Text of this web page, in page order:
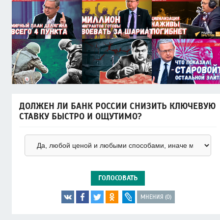
ДОЛЖЕН ЛИ БАНК РОССИИ СНИЗИТЬ КЛЮЧЕВУЮ
СТАВКУ БЫСТРО И ОЩУТИМО?
ГОЛОСОВАТЬ
МНЕНИЯ (0)